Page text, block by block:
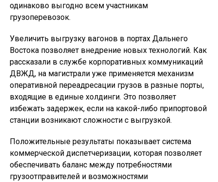
одинаково выгодно всем участникам
грузоперевозок.
Увеличить выгрузку вагонов в портах Дальнего
Востока позволяет внедрение новых технологий. Как
рассказали в службе корпоративных коммуникаций
ДВЖД, на магистрали уже применяется механизм
оперативной переадресации грузов в разные порты,
входящие в единые холдинги. Это позволяет
избежать задержек, если на какой-либо припортовой
станции возникают сложности с выгрузкой.
Положительные результаты показывает система
коммерческой диспетчеризации, которая позволяет
обеспечивать баланс между потребностями
грузоотправителей и возможностями